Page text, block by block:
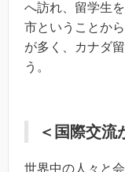
へ訪れ、留学生
市ということか
が多く、カナダ
う。
＜国際交流
世界中の人々と